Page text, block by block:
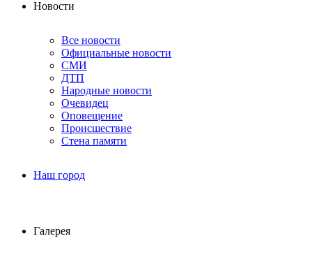
Новости
Все новости
Официальные новости
СМИ
ДТП
Народные новости
Очевидец
Оповещение
Происшествие
Стена памяти
Наш город
Галерея